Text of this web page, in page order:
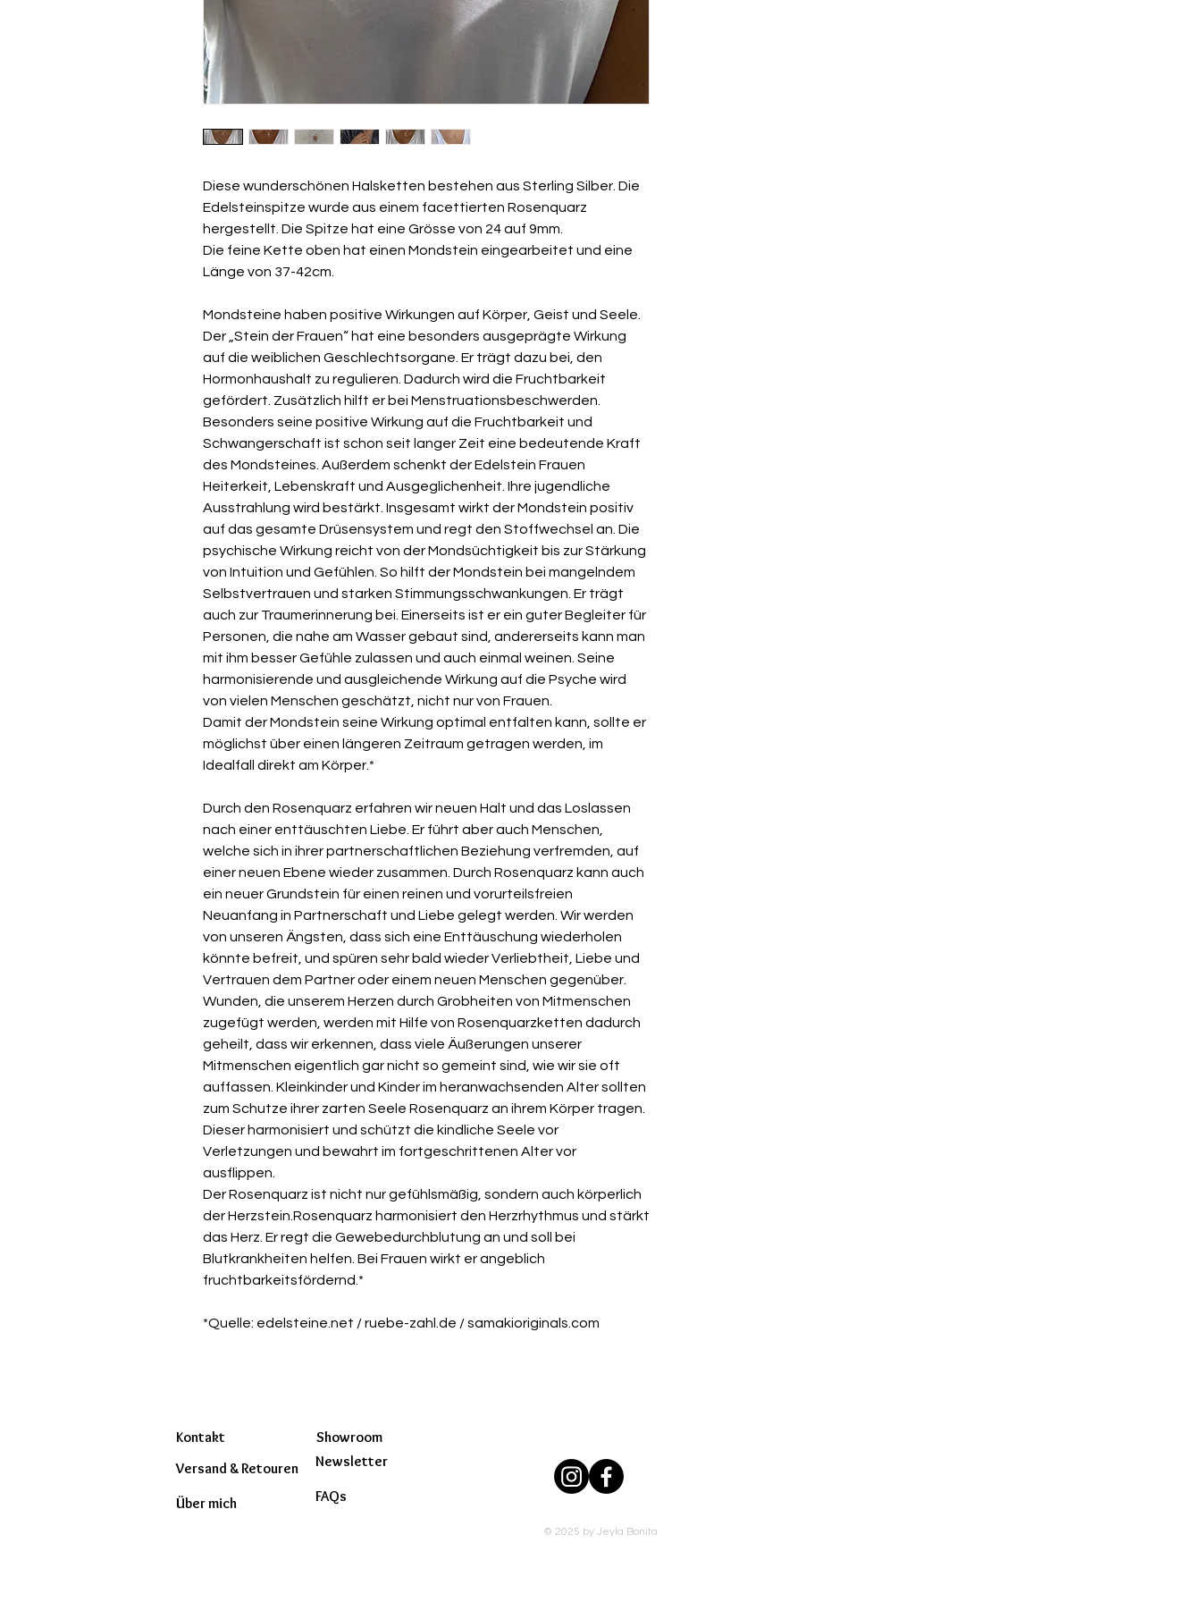
Diese wunderschönen Halsketten bestehen aus Sterling Silber. Die
Edelsteinspitze wurde aus einem facettierten Rosenquarz
hergestellt. Die Spitze hat eine Grösse von 24 auf 9mm.
Die feine Kette oben hat einen Mondstein eingearbeitet und eine
Länge von 37-42cm.
Mondsteine haben positive Wirkungen auf Körper, Geist und Seele.
Der „Stein der Frauen“ hat eine besonders ausgeprägte Wirkung
auf die weiblichen Geschlechtsorgane. Er trägt dazu bei, den
Hormonhaushalt zu regulieren. Dadurch wird die Fruchtbarkeit
gefördert. Zusätzlich hilft er bei Menstruationsbeschwerden.
Besonders seine positive Wirkung auf die Fruchtbarkeit und
Schwangerschaft ist schon seit langer Zeit eine bedeutende Kraft
des Mondsteines. Außerdem schenkt der Edelstein Frauen
Heiterkeit, Lebenskraft und Ausgeglichenheit. Ihre jugendliche
Ausstrahlung wird bestärkt. Insgesamt wirkt der Mondstein positiv
auf das gesamte Drüsensystem und regt den Stoffwechsel an. Die
psychische Wirkung reicht von der Mondsüchtigkeit bis zur Stärkung
von Intuition und Gefühlen. So hilft der Mondstein bei mangelndem
Selbstvertrauen und starken Stimmungsschwankungen. Er trägt
auch zur Traumerinnerung bei. Einerseits ist er ein guter Begleiter für
Personen, die nahe am Wasser gebaut sind, andererseits kann man
mit ihm besser Gefühle zulassen und auch einmal weinen. Seine
harmonisierende und ausgleichende Wirkung auf die Psyche wird
von vielen Menschen geschätzt, nicht nur von Frauen.
Damit der Mondstein seine Wirkung optimal entfalten kann, sollte er
möglichst über einen längeren Zeitraum getragen werden, im
Idealfall direkt am Körper.*
Durch den Rosenquarz erfahren wir neuen Halt und das Loslassen
nach einer enttäuschten Liebe. Er führt aber auch Menschen,
welche sich in ihrer partnerschaftlichen Beziehung verfremden, auf
einer neuen Ebene wieder zusammen. Durch Rosenquarz kann auch
ein neuer Grundstein für einen reinen und vorurteilsfreien
Neuanfang in Partnerschaft und Liebe gelegt werden. Wir werden
von unseren Ängsten, dass sich eine Enttäuschung wiederholen
könnte befreit, und spüren sehr bald wieder Verliebtheit, Liebe und
Vertrauen dem Partner oder einem neuen Menschen gegenüber.
Wunden, die unserem Herzen durch Grobheiten von Mitmenschen
zugefügt werden, werden mit Hilfe von Rosenquarzketten dadurch
geheilt, dass wir erkennen, dass viele Äußerungen unserer
Mitmenschen eigentlich gar nicht so gemeint sind, wie wir sie oft
auffassen. Kleinkinder und Kinder im heranwachsenden Alter sollten
zum Schutze ihrer zarten Seele Rosenquarz an ihrem Körper tragen.
Dieser harmonisiert und schützt die kindliche Seele vor
Verletzungen und bewahrt im fortgeschrittenen Alter vor
ausflippen.
Der Rosenquarz ist nicht nur gefühlsmäßig, sondern auch körperlich
der Herzstein.Rosenquarz harmonisiert den Herzrhythmus und stärkt
das Herz. Er regt die Gewebedurchblutung an und soll bei
Blutkrankheiten helfen. Bei Frauen wirkt er angeblich
fruchtbarkeitsfördernd.*
*Quelle: edelsteine.net / ruebe-zahl.de / samakioriginals.com
Kontakt
Versand & Retouren
Über mich
Showroom
Newsletter
FAQs
© 2025 by Jeyla Bonita